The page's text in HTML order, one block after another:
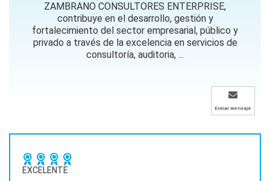
ZAMBRANO CONSULTORES ENTERPRISE,
contribuye en el desarrollo, gestión y
fortalecimiento del sector empresarial, público y
privado a través de la excelencia en servicios de
consultoría, auditoria, ...
Enviar mensaje
EXCELENTE